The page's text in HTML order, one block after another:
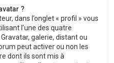
?
dans l’onglet « profil » vous
l’une des quatre
galerie, distant ou
peut activer ou non les
dont ils sont mis à